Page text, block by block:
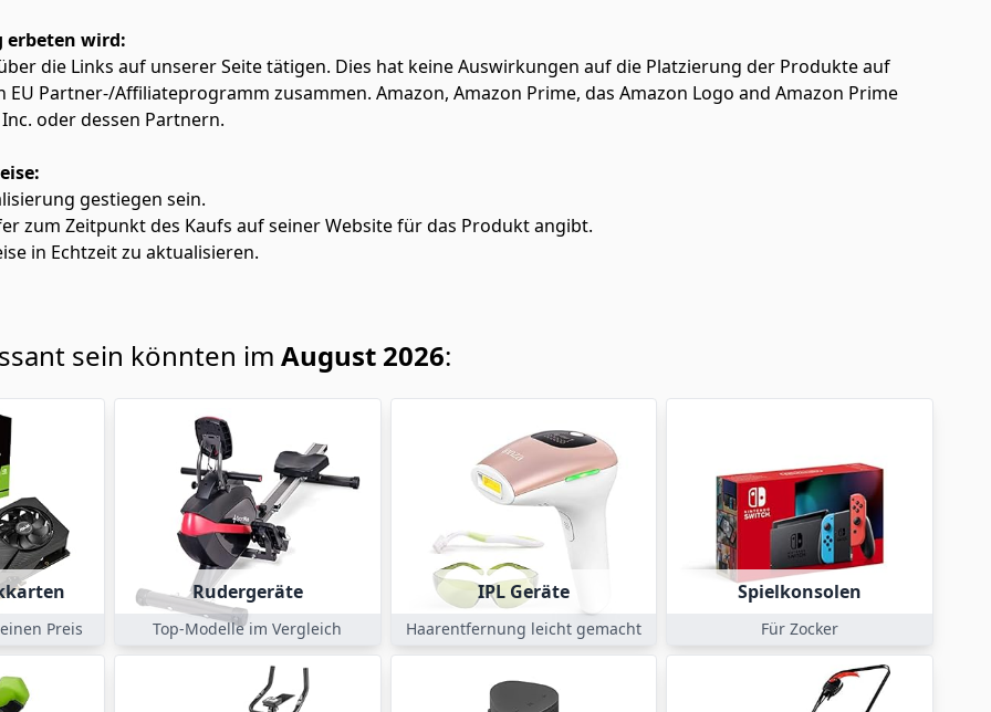
erbeten wird:
die Links auf unserer Seite tätigen. Dies hat keine Auswirkungen auf die Platzierung der Produkte auf
Partner-/Affiliateprogramm zusammen. Amazon, Amazon Prime, das Amazon Logo and Amazon Prime
oder dessen Partnern.
gestiegen sein.
zum Zeitpunkt des Kaufs auf seiner Website für das Produkt angibt.
in Echtzeit zu aktualisieren.
sein könnten im August 2026:
Preis
Rudergeräte
Top-Modelle im Vergleich
IPL Geräte
Haarentfernung leicht gemacht
Spielkonsolen
Für Zocker